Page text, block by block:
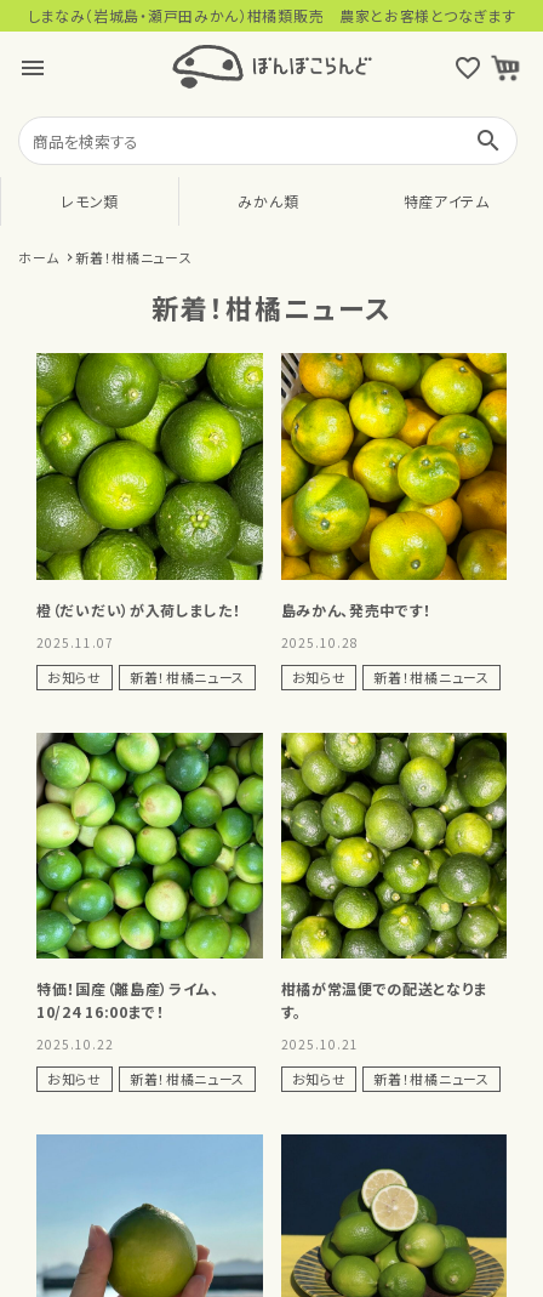
しまなみ（岩城島・瀬戸田みかん）柑橘類販売 農家とお客様とつなぎます
menu favorite_outline
search
レモン類 みかん類 特産アイテム
ホーム 新着！柑橘ニュース
新着！柑橘ニュース
橙（だいだい）が入荷しました！
2025.11.07
お知らせ 新着！柑橘ニュース
島みかん、発売中です！
2025.10.28
お知らせ 新着！柑橘ニュース
特価！国産（離島産）ライム、
10/24 16:00まで！
2025.10.22
お知らせ 新着！柑橘ニュース
柑橘が常温便での配送となりま
す。
2025.10.21
お知らせ 新着！柑橘ニュース